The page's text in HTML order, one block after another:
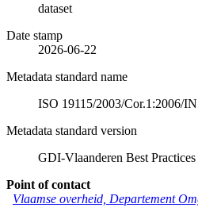
dataset
Date stamp
2026-06-22
Metadata standard name
ISO 19115/2003/Cor.1:2006/
Metadata standard version
GDI-Vlaanderen Best
Point of contact
Vlaamse overheid, Departement